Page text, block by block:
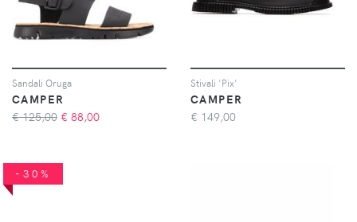
Sandali Oruga
CAMPER
€ 125,00 € 88,00
Stivali 'Pix'
CAMPER
€ 149,00
-30%